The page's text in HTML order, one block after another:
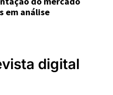
em análise
digital